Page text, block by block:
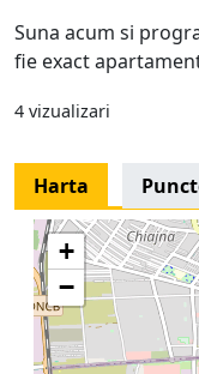
Suna acum si
fie exact
4 vizualizari
Harta
+
−